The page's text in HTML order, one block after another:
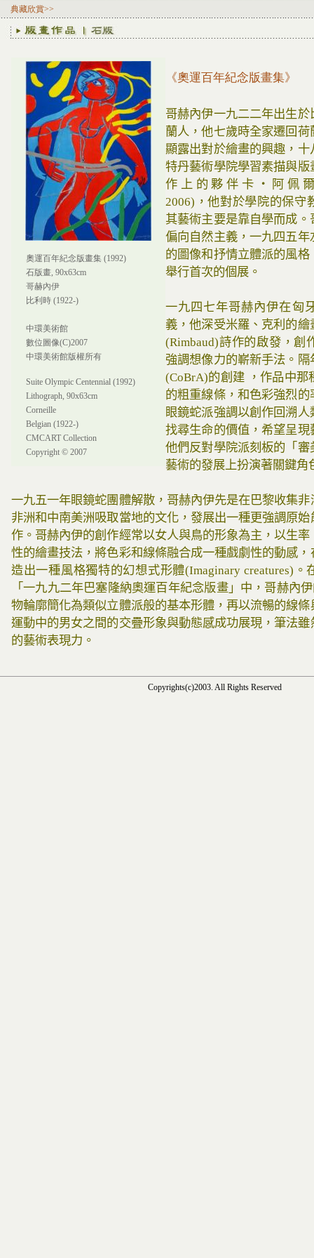
典藏欣賞>>
奧運百年紀念版畫集 (1992)
石版畫, 90x63cm
哥赫內伊
比利時 (1922-)
中環美術館
數位圖像(C)2007
中環美術館版權所有
Suite Olympic Centennial (1992)
Lithograph, 90x63cm
Corneille
Belgian (1922-)
CMCART Collection
Copyright © 2007
《奧運百年紀念版畫集》
哥赫內伊一九二二年出生
蘭人，他七歲時全家遷回
顯露出對於繪畫的興趣，
特丹藝術學院學習素描與
作上的夥伴卡‧阿佩爾
2006)，他對於學院的保守
其藝術主要是靠自學而成
偏向自然主義，一九四五
的圖像和抒情立體派的風
舉行首次的個展。
一九四七年哥赫內伊在匈
義，他深受米羅、克利的
(Rimbaud)詩作的啟發，創
強調想像力的嶄新手法。
(CoBrA)的創建 ，作品中那
的粗重線條，和色彩強烈
眼鏡蛇派強調以創作回溯
找尋生命的價值，希望呈
他們反對學院派刻板的「
藝術的發展上扮演著關鍵角
一九五一年眼鏡蛇團體解散，哥赫內伊先是在巴黎收集
非洲和中南美洲吸取當地的文化，發展出一種更強調原
作。哥赫內伊的創作經常以女人與鳥的形象為主，以生
性的繪畫技法，將色彩和線條融合成一種戲劇性的動感
造出一種風格獨特的幻想式形體(Imaginary creatures)。
「一九九二年巴塞隆納奧運百年紀念版畫」中，哥赫內
物輪廓簡化為類似立體派般的基本形體，再以流暢的線
運動中的男女之間的交疊形象與動態感成功展現，筆法
的藝術表現力。
Copyrights(c)2003. All Rights Reserved